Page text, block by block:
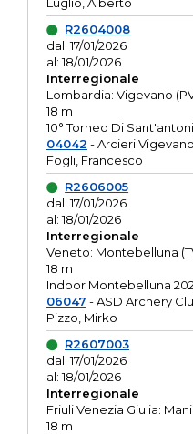
R2604008
dal: 17/01/2026
al: 18/01/2026
Interregionale
Lombardia: Vigevano
18 m
10° Torneo Di
04042 - Arcieri Vigevano
Fogli, Francesco
R2606005
dal: 17/01/2026
al: 18/01/2026
Interregionale
Veneto: Montebelluna
18 m
Indoor Montebelluna
06047 - ASD Archery
Pizzo, Mirko
R2607003
dal: 17/01/2026
al: 18/01/2026
Interregionale
Friuli Venezia Giulia:
18 m